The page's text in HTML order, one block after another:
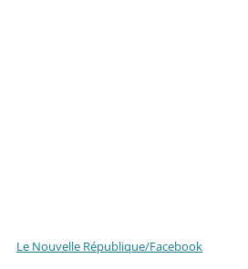
Le Nouvelle République/Facebook